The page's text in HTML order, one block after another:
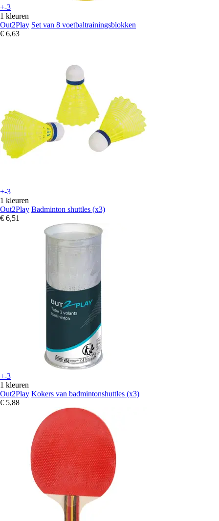
+-3
1 kleuren
Out2Play Set van 8 voetbaltrainingsblokken
€ 6,63
+-3
1 kleuren
Out2Play Badminton shuttles (x3)
€ 6,51
+-3
1 kleuren
Out2Play Kokers van badmintonshuttles (x3)
€ 5,88